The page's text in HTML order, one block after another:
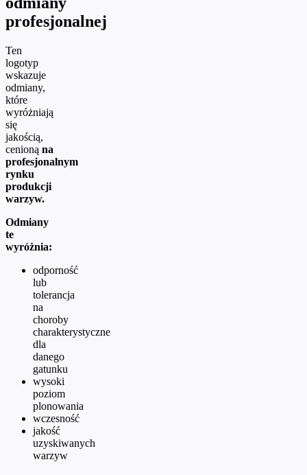
profesjonalnej
Ten
logotyp
wskazuje
odmiany,
które
wyróżniają
się
jakością,
cenioną na
profesjonalnym
rynku
produkcji
warzyw.
Odmiany
te
wyróżnia:
odporność
lub
tolerancja
na
choroby
charakterystyczne
dla
danego
gatunku
wysoki
poziom
plonowania
wczesność
jakość
uzyskiwanych
warzyw